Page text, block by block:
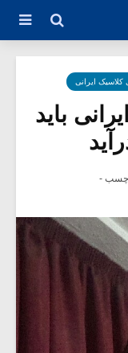
کلاسیک ایرانی
باید